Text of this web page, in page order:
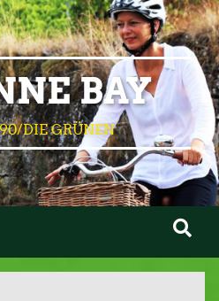
BAY
DIE GRÜNEN